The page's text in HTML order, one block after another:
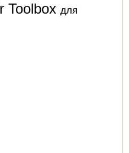
Toolbox для